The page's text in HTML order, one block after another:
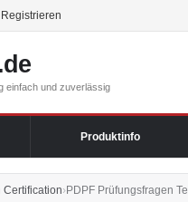
Registrieren
einfach und zuverlässig
Produktinfo
Certification›PDPF Prüfungsfragen